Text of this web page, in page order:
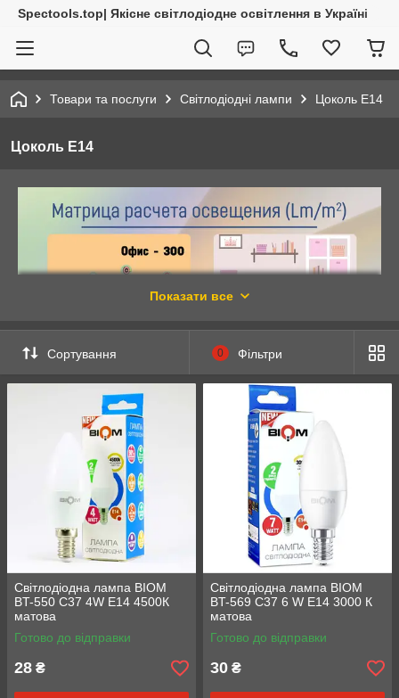
Spectools.top| Якісне світлодіодне освітлення в Україні
Товари та послуги Світлодіодні лампи Цоколь E14
Цоколь E14
Показати все
Сортування 0 Фільтри
Світлодіодна лампа BIOM
BT-550 C37 4W E14 4500К
матова
Готово до відправки
28 ₴
Світлодіодна лампа BIOM
BT-569 C37 6 W E14 3000 К
матова
Готово до відправки
30 ₴